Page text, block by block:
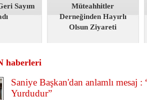
Sayım
Müteahhitler
Derneğinden Hayırlı
Olsun Ziyareti
haberleri
Saniye Başkan'dan anlamlı mesaj :
Yurdudur”